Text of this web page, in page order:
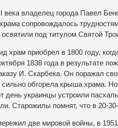
века владелец города Павел
сопровождалось
освятили под титулом Святой
храм приобрел в 1800 году,
1838 года в результате
И. Скарбека. Он поражал
сильно обгорела крыша храма.
день украинцы устроили
Старожилы помнят, что в 20-
две мировой войны, в